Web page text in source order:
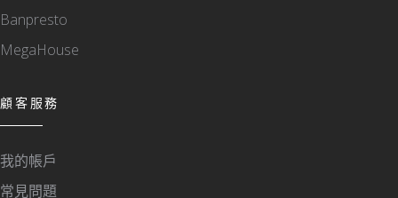
Banpresto
MegaHouse
顧客服務
我的帳戶
常見問題